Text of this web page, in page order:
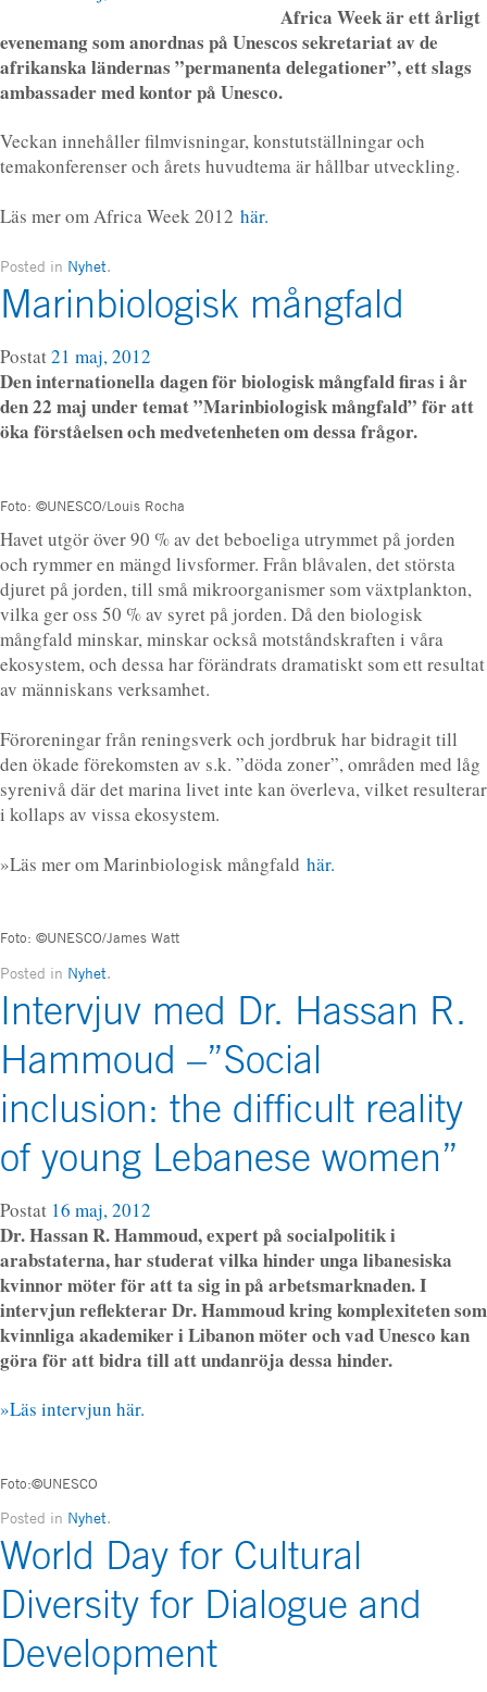
Africa Week är ett årligt
evenemang som anordnas på Unescos sekretariat av de
afrikanska ländernas ”permanenta delegationer”, ett slags
ambassader med kontor på Unesco.
Veckan innehåller filmvisningar, konstutställningar och
temakonferenser och årets huvudtema är hållbar utveckling.
Läs mer om Africa Week 2012 här.
Posted in Nyhet.
Marinbiologisk mångfald
Postat21 maj, 2012
Den internationella dagen för biologisk mångfald firas i år
den 22 maj under temat ”Marinbiologisk mångfald” för att
öka förståelsen och medvetenheten om dessa frågor.
Foto: ©UNESCO/Louis Rocha
Havet utgör över 90 % av det beboeliga utrymmet på jorden
och rymmer en mängd livsformer. Från blåvalen, det största
djuret på jorden, till små mikroorganismer som växtplankton,
vilka ger oss 50 % av syret på jorden. Då den biologisk
mångfald minskar, minskar också motståndskraften i våra
ekosystem, och dessa har förändrats dramatiskt som ett resultat
av människans verksamhet.
Föroreningar från reningsverk och jordbruk har bidragit till
den ökade förekomsten av s.k. ”döda zoner”, områden med låg
syrenivå där det marina livet inte kan överleva, vilket resulterar
i kollaps av vissa ekosystem.
»Läs mer om Marinbiologisk mångfald här.
Foto: ©UNESCO/James Watt
Posted in Nyhet.
Intervjuv med Dr. Hassan R.
Hammoud –”Social
inclusion: the difficult reality
of young Lebanese women”
Postat 16 maj, 2012
Dr. Hassan R. Hammoud, expert på socialpolitik i
arabstaterna, har studerat vilka hinder unga libanesiska
kvinnor möter för att ta sig in på arbetsmarknaden. I
intervjun reflekterar Dr. Hammoud kring komplexiteten som
kvinnliga akademiker i Libanon möter och vad Unesco kan
göra för att bidra till att undanröja dessa hinder.
»Läs intervjun här.
Foto:©UNESCO
Posted in Nyhet.
World Day for Cultural
Diversity for Dialogue and
Development